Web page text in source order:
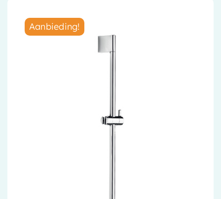
Baden
Aanbieding!